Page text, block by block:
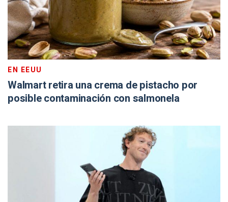
EN EEUU
Walmart retira una crema de pistacho por
posible contaminación con salmonela